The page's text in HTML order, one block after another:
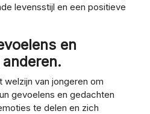
levensstijl en een positieve
en
welzijn van jongeren om
gevoelens en gedachten
te delen en zich